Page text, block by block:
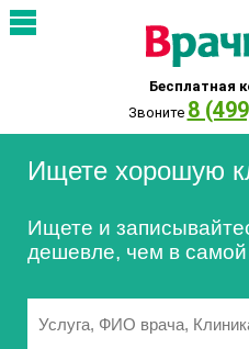
Бесплатная
Звоните 8
Ищете хорошую
Ищете и
дешевле, чем в самой